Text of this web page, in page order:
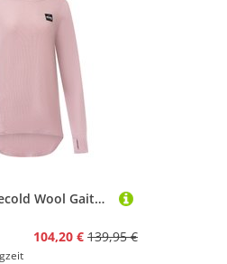
Eivy Damen Icecold Wool Gaiter Rib Longsleeve
104,20 € 139,95 €